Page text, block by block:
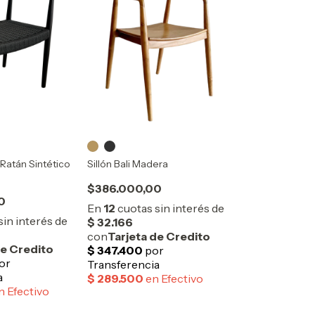
Sintético Sillón Bali Madera
$386.000,00